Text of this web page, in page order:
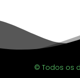
© Todos os